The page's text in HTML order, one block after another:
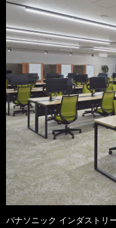
パナソニック インダストリ